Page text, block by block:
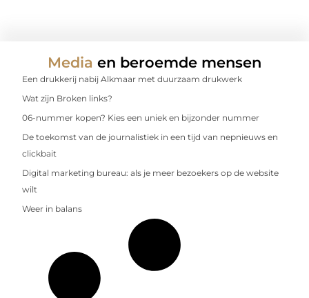
Media en beroemde mensen
Een drukkerij nabij Alkmaar met duurzaam drukwerk
Wat zijn Broken links?
06-nummer kopen? Kies een uniek en bijzonder nummer
De toekomst van de journalistiek in een tijd van nepnieuws en
clickbait
Digital marketing bureau: als je meer bezoekers op de website
wilt
Weer in balans